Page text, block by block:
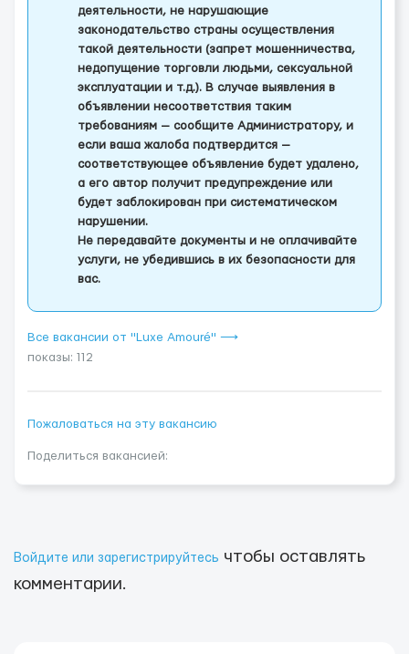
деятельности, не нарушающие
законодательство страны осуществления
такой деятельности (запрет мошенничества,
недопущение торговли людьми, сексуальной
эксплуатации и т.д.). В случае выявления в
объявлении несоответствия таким
требованиям — сообщите Администратору, и
если ваша жалоба подтвердится —
соответствующее объявление будет удалено,
а его автор получит предупреждение или
будет заблокирован при систематическом
нарушении.
Не передавайте документы и не оплачивайте
услуги, не убедившись в их безопасности для
вас.
Все вакансии от "Luxe Amouré" ⟶
показы: 112
Пожаловаться на эту вакансию
Поделиться вакансией:
Войдите или зарегистрируйтесь чтобы оставлять
комментарии.